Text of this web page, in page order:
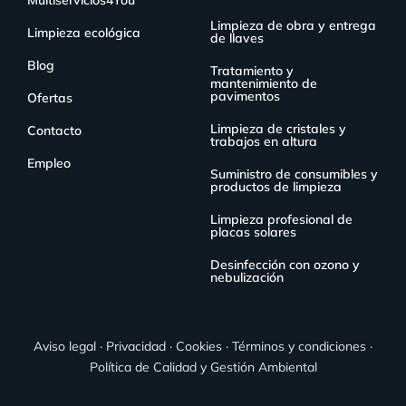
Limpieza ecológica
Blog
Ofertas
Contacto
Empleo
Limpieza de obra y entrega
de llaves
Tratamiento y
mantenimiento de
pavimentos
Limpieza de cristales y
trabajos en altura
Suministro de consumibles y
productos de limpieza
Limpieza profesional de
placas solares
Desinfección con ozono y
nebulización
Aviso legal · Privacidad · Cookies · Términos y condiciones ·
Política de Calidad y Gestión Ambiental